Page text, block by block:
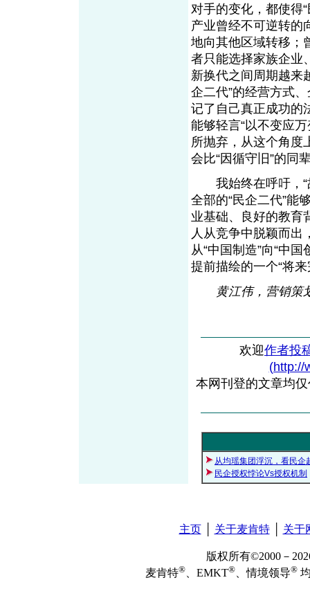
对手的变化，都使得
产业曾经不可逆转的
地向其他区域转移；
者只能选择家族企业
新换代之间周期越来
企二代”的经营方式
记了自己真正成功的
能够轻言“以不变应
所抛弃，从这个角度
会比“因循守旧”的同
我始终在呼吁，“
全部的“民企二代”能
业基础、良好的教育
人从竞争中脱颖而出
从“中国制造”向“中
提前描绘的一个“将来
黄江伟，营销策
欢迎作者投
(http://
本网刊登的文章均
从均瑶集团浮沉，看民企
民企授权悖论Vs授权机制
主页│ 关于麦肯特│ 关于
版权所有©2000－
麦肯特® 、EMKT® 、情境领导®